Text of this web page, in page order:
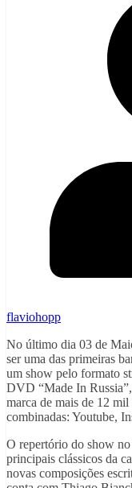
flaviohopp
No último dia 03 de
ser uma das primeiras
um show pelo formato
DVD “Made In
marca de mais de 12
combinadas: Youtube,
O repertório do show
principais clássicos da
novas composições